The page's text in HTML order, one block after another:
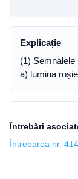
Explicație
(1)
a) lumina
Întrebări
Întrebarea nr.